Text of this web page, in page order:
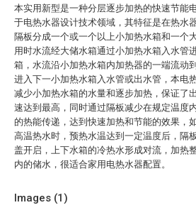
本实用新型是一种分层逐步加热的快速节能
于电热水器设计技术领域，其特征是在热水
隔板分成一个或一个以上小加热水箱和一个
用时水流经大储水箱通过小加热水箱入水管
箱，水流沿小加热水箱内加热器的一端流动
进入下一小加热水箱入水管或出水管，本电
减少小加热水箱的水量和逐步加热，保证了
速达到最高，同时通过隔板减少在规定温度
的热能传递，达到快速加热和节能的效果，
高温热水时，预热水温达到一定温度后，隔
盖开启，上下水箱的冷热水形成对流，加热
内的储水，很适合家用电热水器配置。
Images (1)